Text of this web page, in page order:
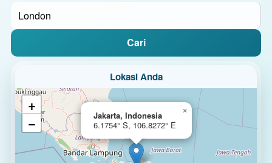
Cari
Lokasi Anda
Jakarta, Indonesia
6.1754° S, 106.8272° E
×
+
−